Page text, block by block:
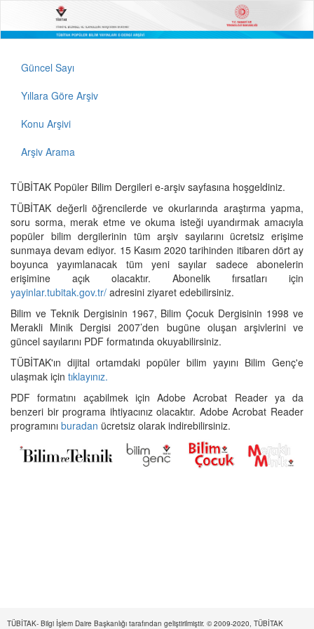
Güncel Sayı
Yıllara Göre Arşiv
Konu Arşivi
Arşiv Arama
TÜBİTAK Popüler Bilim Dergileri e-arşiv sayfasına hoşgeldiniz.
TÜBİTAK değerli öğrencilerde ve okurlarında araştırma yapma,
soru sorma, merak etme ve okuma isteği uyandırmak amacıyla
popüler bilim dergilerinin tüm arşiv sayılarını ücretsiz erişime
sunmaya devam ediyor. 15 Kasım 2020 tarihinden itibaren dört ay
boyunca yayımlanacak tüm yeni sayılar sadece abonelerin
erişimine açık olacaktır. Abonelik fırsatları için
yayinlar.tubitak.gov.tr/ adresini ziyaret edebilirsiniz.
Bilim ve Teknik Dergisinin 1967, Bilim Çocuk Dergisinin 1998 ve
Merakli Minik Dergisi 2007’den bugüne oluşan arşivlerini ve
güncel sayılarını PDF formatında okuyabilirsiniz.
TÜBİTAK'ın dijital ortamdaki popüler bilim yayını Bilim Genç'e
ulaşmak için tıklayınız.
PDF formatını açabilmek için Adobe Acrobat Reader ya da
benzeri bir programa ihtiyacınız olacaktır. Adobe Acrobat Reader
programını buradan ücretsiz olarak indirebilirsiniz.
TÜBİTAK- Bilgi İşlem Daire Başkanlığı tarafından geliştirilmiştir. © 2009-2020, TÜBİTAK